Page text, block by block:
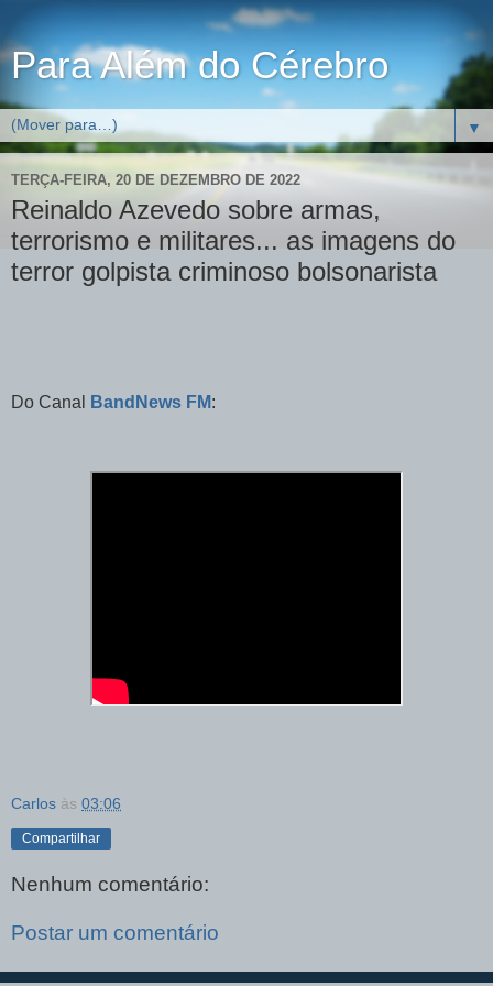
Para Além do Cérebro
▼
TERÇA-FEIRA, 20 DE DEZEMBRO DE 2022
Reinaldo Azevedo sobre armas,
terrorismo e militares... as imagens do
terror golpista criminoso bolsonarista
Do Canal BandNews FM:
Carlos às 03:06
Compartilhar
Nenhum comentário:
Postar um comentário